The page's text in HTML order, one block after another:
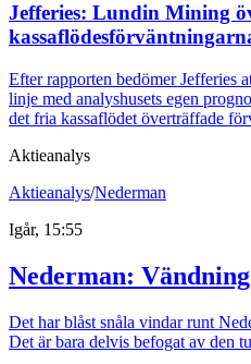
Jefferies: Lundin Mining
Efter rapporten bedömer Jefferies
linje med analyshusets egen
det fria kassaflödet överträffade
Aktieanalys
Aktieanalys/Nederman
Igår, 15:55
Nederman:
Det har blåst snåla vindar runt
Det är bara delvis befogat av den